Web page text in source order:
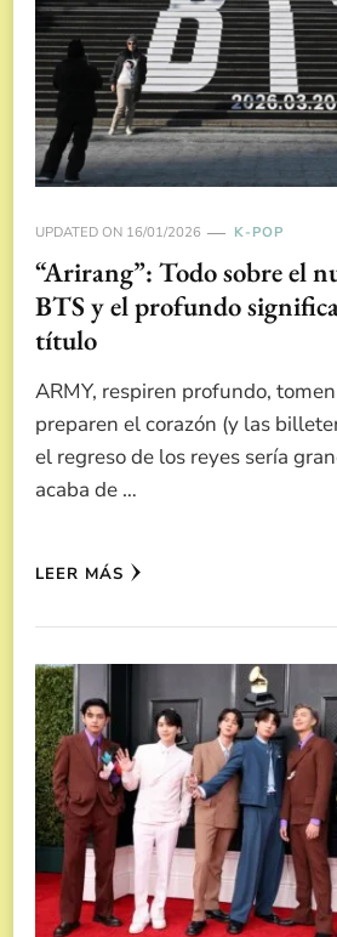
UPDATED ON 16/01/2026 K-POP
“Arirang”: Todo sobre el
BTS y el profundo
título
ARMY, respiren profundo,
preparen el corazón (y las
el regreso de los reyes sería
acaba de …
LEER MÁS